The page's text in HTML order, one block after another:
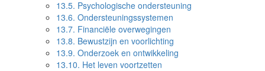
13.5. Psychologische ondersteuning
13.6. Ondersteuningssystemen
13.7. Financiële overwegingen
13.8. Bewustzijn en voorlichting
13.9. Onderzoek en ontwikkeling
13.10. Het leven voortzetten